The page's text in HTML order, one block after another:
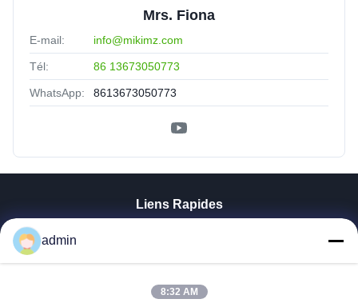
Mrs. Fiona
E-mail: info@mikimz.com
Tél: 86 13673050773
WhatsApp: 8613673050773
Liens Rapides
A Propos De Nous
admin
8:32 AM